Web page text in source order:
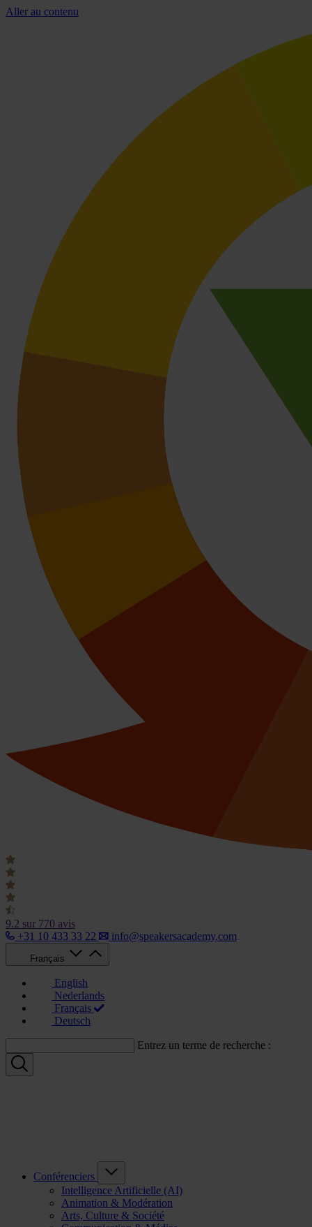
Aller au contenu
9.2 sur 770 avis
+31 10 433 33 22
info@speakersacademy.com
Français
English
Nederlands
Français
Deutsch
Entrez un terme de recherche :
Conférenciers
Intelligence Artificielle (AI)
Animation & Modération
Arts, Culture & Société